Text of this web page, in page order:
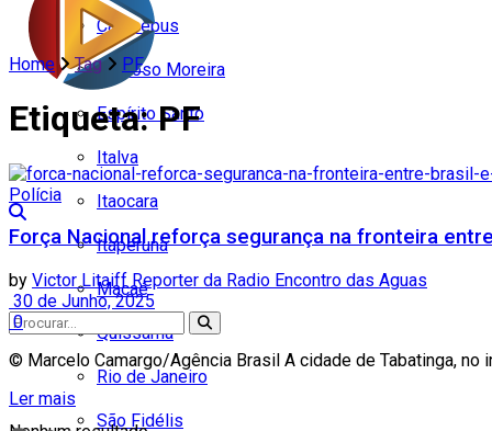
Carapebus
Cardoso Moreira
Espírito Santo
Italva
Itaocara
Itaperuna
Macaé
Quissamã
Rio de Janeiro
São Fidélis
Home Tag PF
Etiqueta:PF
Polícia
Força Nacional reforça segurança na fronteira
by Victor Litaiff Reporter da Radio Encontro das Aguas
30 de Junho, 2025
0
© Marcelo Camargo/Agência Brasil A cidade de Tabatinga, no
Ler mais